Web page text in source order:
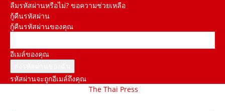
ลืมรหัสผ่านหรือไม่? ขอความช่วยเหลือ
กู้คืนรหัสผ่าน
กู้คืนรหัสผ่านของคุณ
อีเมล์ของคุณ
รหัสผ่านจะถูกอีเมล์ถึงคุณ
The Thai Press